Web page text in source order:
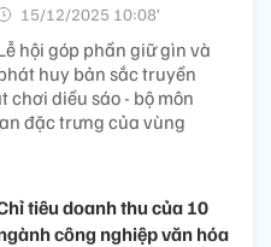
15/12/2025 10:08’
hội góp phần giữ gìn và
huy bản sắc truyền
chơi diều sáo - bộ môn
đặc trưng của vùng
tiêu doanh thu của 10
công nghiệp văn hóa